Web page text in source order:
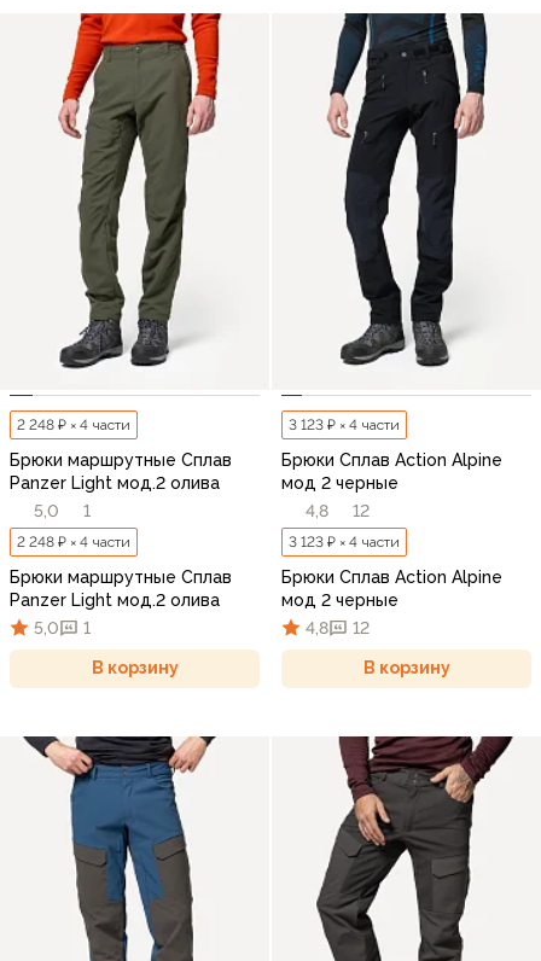
2 248 ₽ × 4 части
Брюки маршрутные Сплав
Panzer Light мод.2 олива
5,0
1
2 248 ₽ × 4 части
Брюки маршрутные Сплав
Panzer Light мод.2 олива
5,0
1
В корзину
3 123 ₽ × 4 части
Брюки Сплав Action Alpine
мод 2 черные
4,8
12
3 123 ₽ × 4 части
Брюки Сплав Action Alpine
мод 2 черные
4,8
12
В корзину